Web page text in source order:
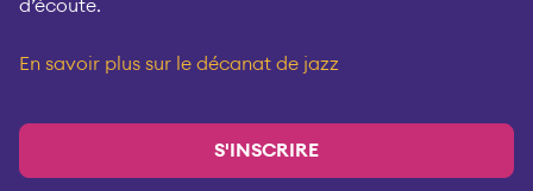
d’écoute.
En savoir plus sur le décanat de jazz
S'INSCRIRE